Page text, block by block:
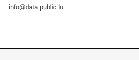
info@data.public.lu